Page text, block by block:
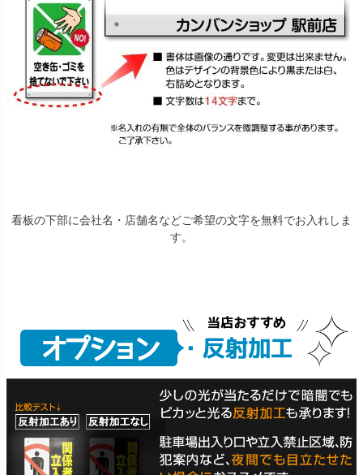
看板の下部に会社名・店舗名などご希望の文字を無料でお入れしま
す。